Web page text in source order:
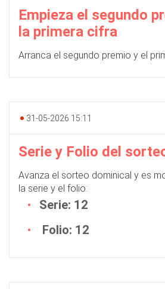
Empieza el segundo
la primera cifra
Arranca el segundo premio y el
31-05-2026 15:11
Serie y Folio del
Avanza el sorteo dominical y es
la serie y el folio:
Serie: 12
Folio: 12